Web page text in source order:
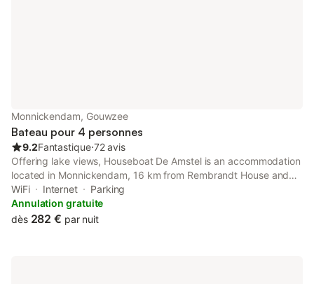
Monnickendam, Gouwzee
Bateau pour 4 personnes
9.2Fantastique⋅72 avis
Offering lake views, Houseboat De Amstel is an accommodation
located in Monnickendam, 16 km from Rembrandt House and
16 km from Dutch National Opera & Ballet. This property offers
access to a terrace and free private parking.
WiFi Internet
Parking
Annulation gratuite
dès 282 € par nuit